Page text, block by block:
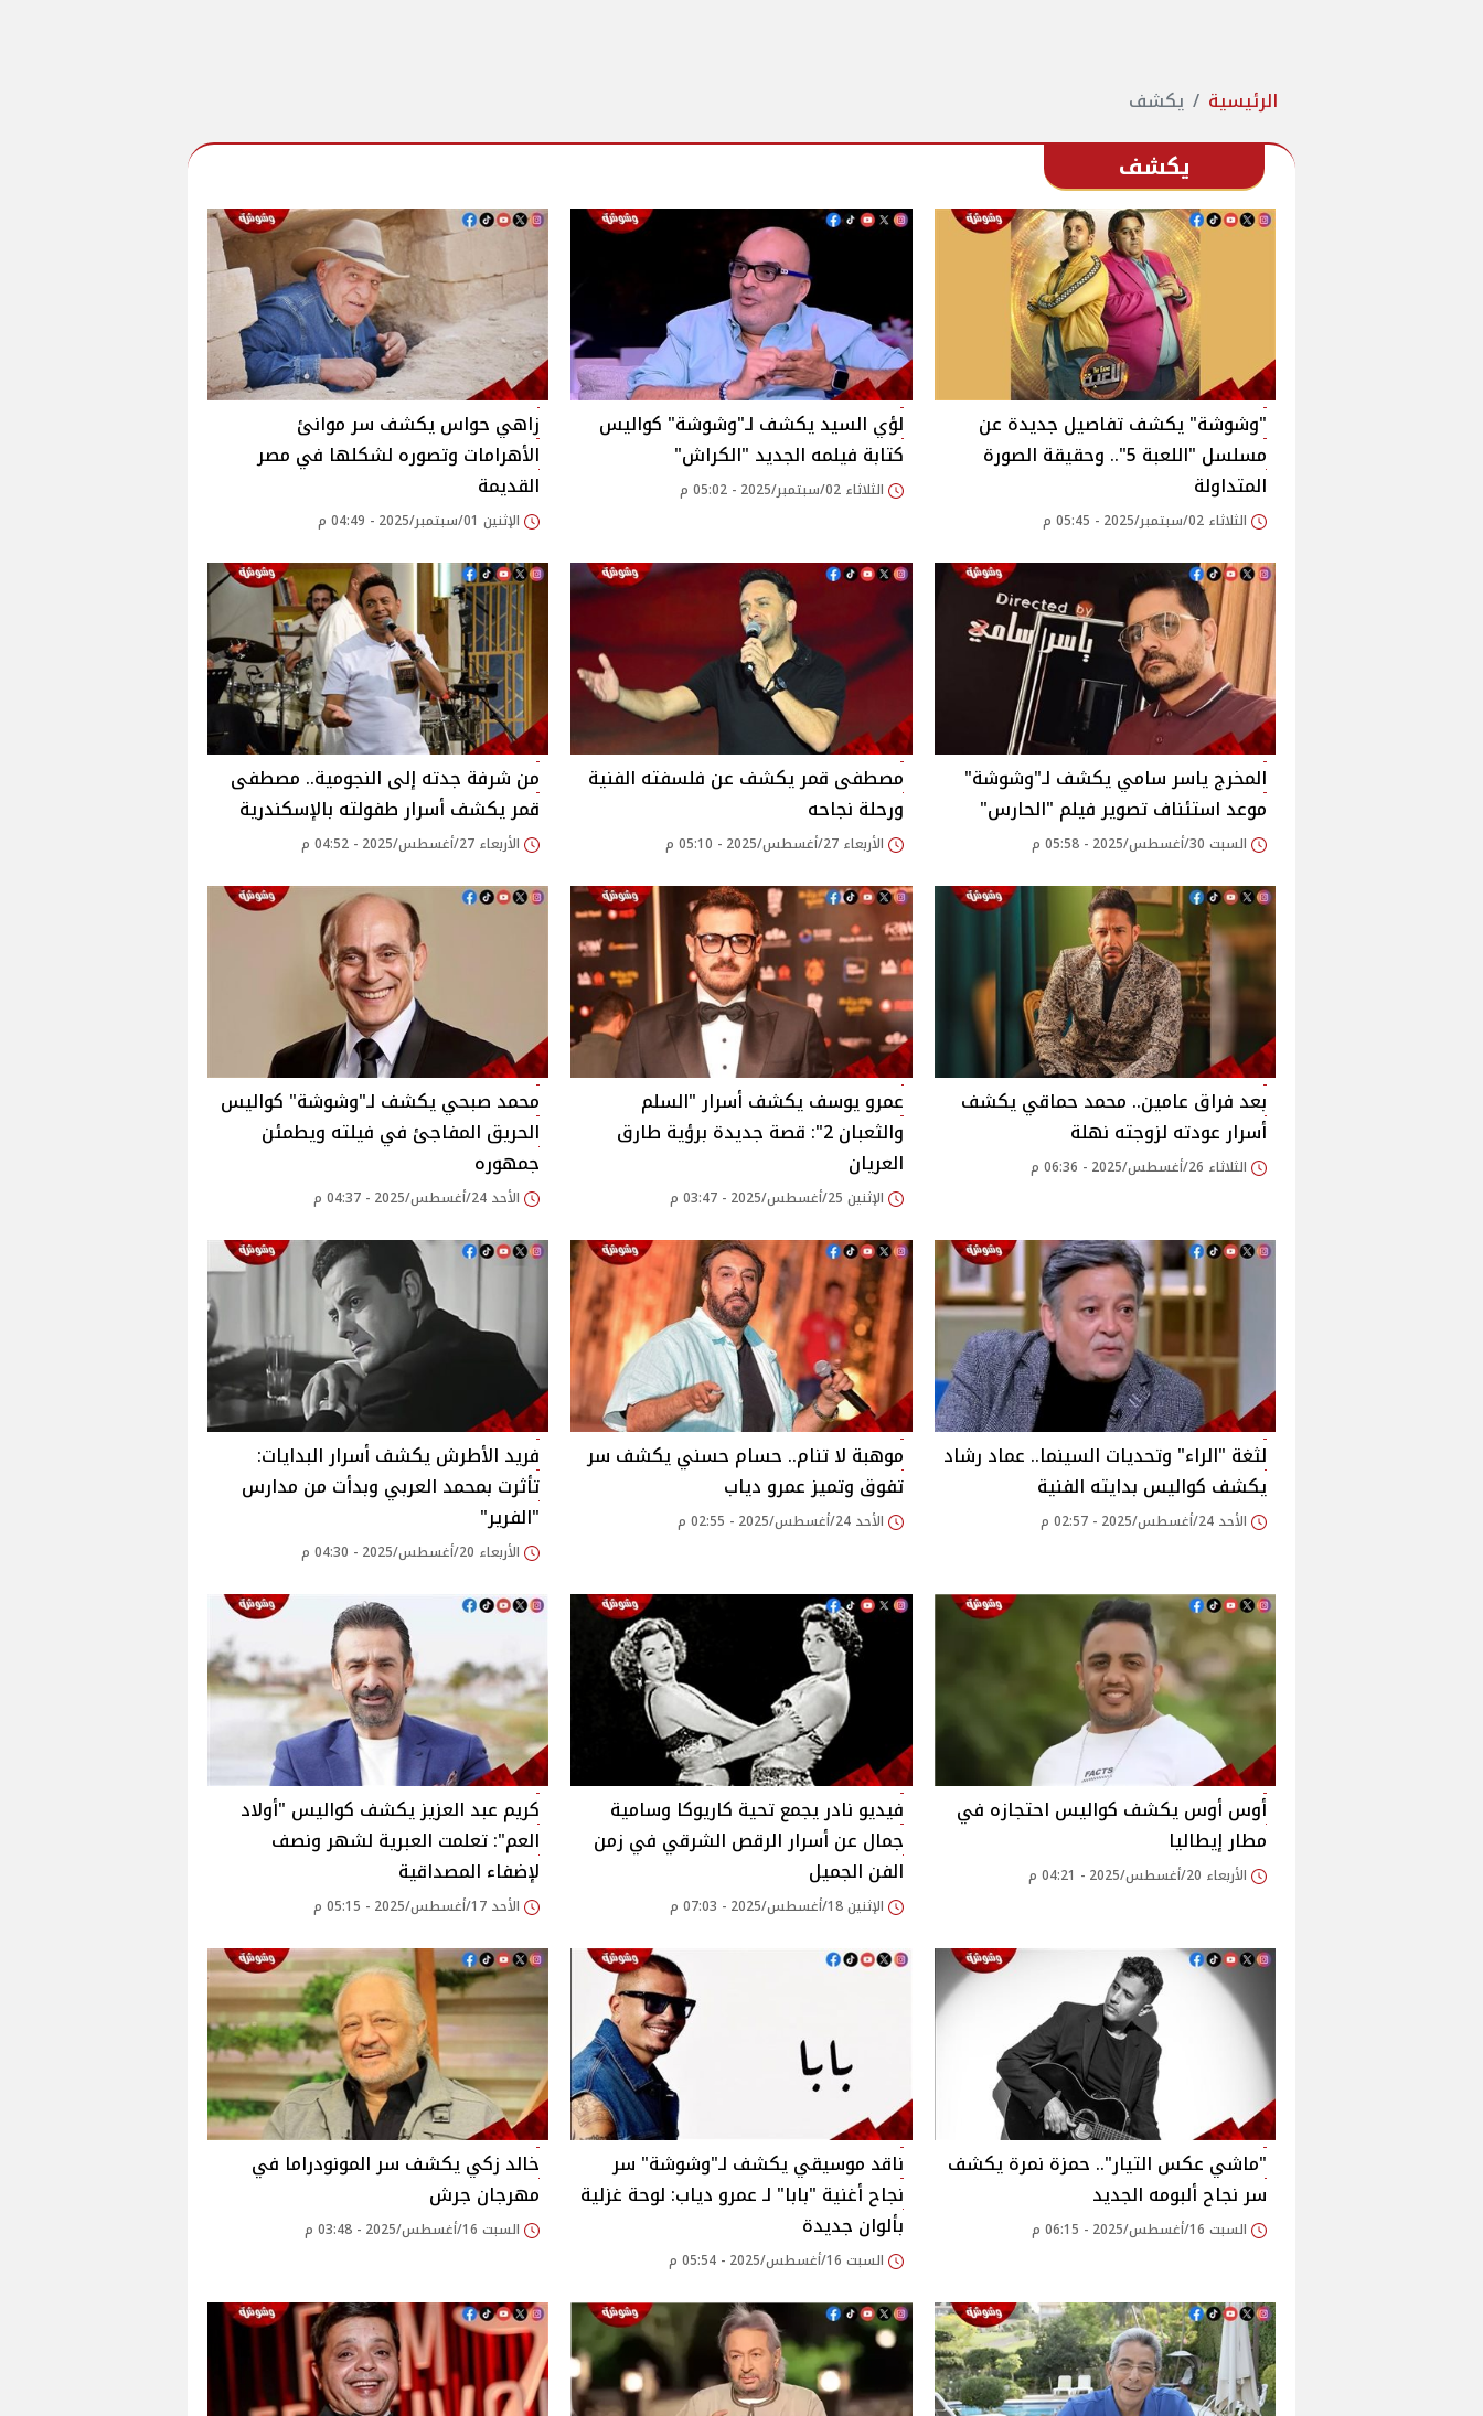
الرئيسية يكشف
يكشف
"وشوشة" يكشف تفاصيل جديدة عن
مسلسل "اللعبة 5".. وحقيقة الصورة
المتداولة
الثلاثاء 02/سبتمبر/2025 - 05:45 م
لؤي السيد يكشف لـ"وشوشة" كواليس
كتابة فيلمه الجديد "الكراش"
الثلاثاء 02/سبتمبر/2025 - 05:02 م
زاهي حواس يكشف سر موانئ
الأهرامات وتصوره لشكلها في مصر
القديمة‎
الإثنين 01/سبتمبر/2025 - 04:49 م
المخرج ياسر سامي يكشف لـ"وشوشة"
موعد استئناف تصوير فيلم "الحارس"
السبت 30/أغسطس/2025 - 05:58 م
مصطفى قمر يكشف عن فلسفته الفنية
ورحلة نجاحه‎
الأربعاء 27/أغسطس/2025 - 05:10 م
من شرفة جدته إلى النجومية.. مصطفى
قمر يكشف أسرار طفولته بالإسكندرية‎
الأربعاء 27/أغسطس/2025 - 04:52 م
بعد فراق عامين.. محمد حماقي يكشف
أسرار عودته لزوجته نهلة‎
الثلاثاء 26/أغسطس/2025 - 06:36 م
عمرو يوسف يكشف أسرار "السلم
والثعبان 2": قصة جديدة برؤية طارق
العريان‎
الإثنين 25/أغسطس/2025 - 03:47 م
محمد صبحي يكشف لـ"وشوشة" كواليس
الحريق المفاجئ في فيلته ويطمئن
جمهوره‎
الأحد 24/أغسطس/2025 - 04:37 م
لثغة "الراء" وتحديات السينما.. عماد رشاد
يكشف كواليس بدايته الفنية
الأحد 24/أغسطس/2025 - 02:57 م
موهبة لا تنام.. حسام حسني يكشف سر
تفوق وتميز عمرو دياب‎
الأحد 24/أغسطس/2025 - 02:55 م
فريد الأطرش يكشف أسرار البدايات:
تأثرت بمحمد العربي وبدأت من مدارس
"الفرير"
الأربعاء 20/أغسطس/2025 - 04:30 م
أوس أوس يكشف كواليس احتجازه في
مطار إيطاليا ‎
الأربعاء 20/أغسطس/2025 - 04:21 م
فيديو نادر يجمع تحية كاريوكا وسامية
جمال عن أسرار الرقص الشرقي في زمن
الفن الجميل‎
الإثنين 18/أغسطس/2025 - 07:03 م
كريم عبد العزيز يكشف كواليس "أولاد
العم": تعلمت العبرية لشهر ونصف
لإضفاء المصداقية‎
الأحد 17/أغسطس/2025 - 05:15 م
"ماشي عكس التيار".. حمزة نمرة يكشف
سر نجاح ألبومه‎ الجديد
السبت 16/أغسطس/2025 - 06:15 م
ناقد موسيقي يكشف لـ"وشوشة" سر
نجاح أغنية "بابا" لـ عمرو دياب: لوحة غزلية
بألوان جديدة‎
السبت 16/أغسطس/2025 - 05:54 م
خالد زكي يكشف سر المونودراما في
مهرجان جرش‎
السبت 16/أغسطس/2025 - 03:48 م